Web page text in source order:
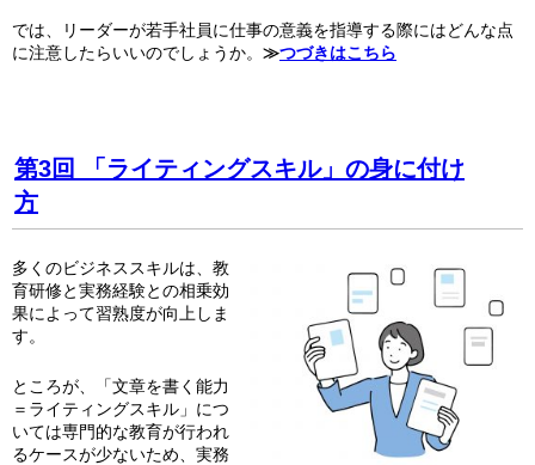
では、リーダーが若手社員に仕事の意義を指導する際にはどんな点
に注意したらいいのでしょうか。 ≫つづきはこちら
第3回
「ライティングスキル」の身に付け
方
多くのビジネススキルは、教
育研修と実務経験との相乗効
果によって習熟度が向上しま
す。
ところが、「文章を書く能力
＝ライティングスキル」につ
いては専門的な教育が行われ
るケースが少ないため、実務